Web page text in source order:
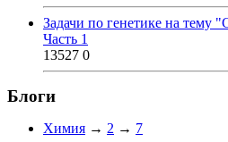
Задачи по генетике на тему
Часть 1
13527 0
Блоги
Химия → 2 → 7